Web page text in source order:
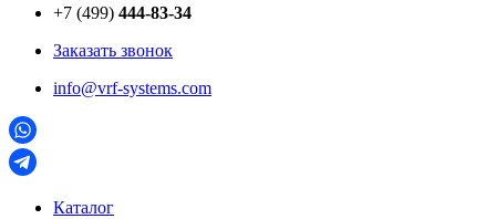
+7 (499) 444-83-34
Заказать звонок
info@vrf-systems.com
Каталог